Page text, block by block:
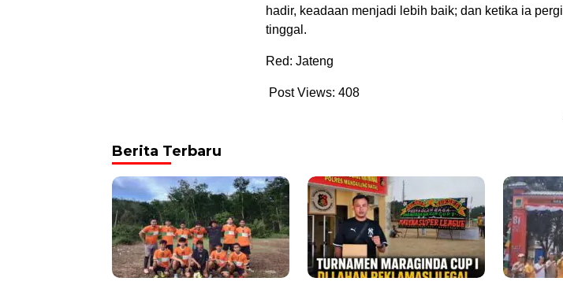
hadir, keadaan menjadi lebih baik; dan ketika ia
tinggal.
Red: Jateng
Post Views: 408
Berita Terbaru